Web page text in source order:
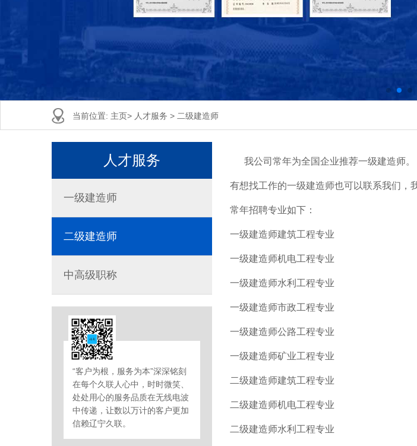
当前位置: 主页> 人才服务 > 二级建造师
人才服务
一级建造师
二级建造师
中高级职称
“客户为根，服务为本”深深铭刻
在每个久联人心中，时时微笑、
处处用心的服务品质在无线电波
中传递，让数以万计的客户更加
信赖辽宁久联。
我公司常年为全国企业推荐一级建造师。
有想找工作的一级建造师也可以联系我们，
常年招聘专业如下：
一级建造师建筑工程专业
一级建造师机电工程专业
一级建造师水利工程专业
一级建造师市政工程专业
一级建造师公路工程专业
一级建造师矿业工程专业
二级建造师建筑工程专业
二级建造师机电工程专业
二级建造师水利工程专业